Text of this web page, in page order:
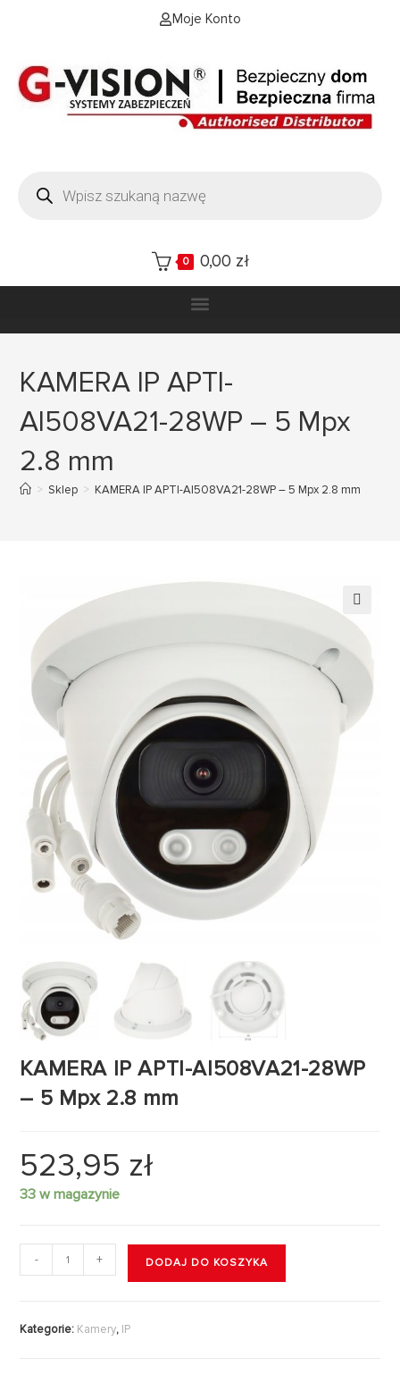
Moje Konto
0 0,00 zł
KAMERA IP APTI-
AI508VA21-28WP – 5 Mpx
2.8 mm
> Sklep > KAMERA IP APTI-AI508VA21-28WP – 5 Mpx 2.8 mm
🔍
KAMERA IP APTI-AI508VA21-28WP
– 5 Mpx 2.8 mm
523,95 zł
33 w magazynie
- + DODAJ DO KOSZYKA
Kategorie: Kamery, IP